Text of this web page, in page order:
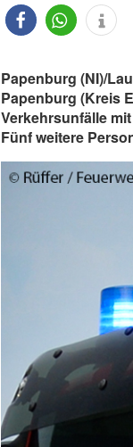
Papenburg (NI)/
Papenburg (Kreis
Verkehrsunfälle
Fünf weitere